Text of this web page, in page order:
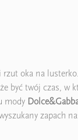
oka na
być twój czas, w
mody
zapach